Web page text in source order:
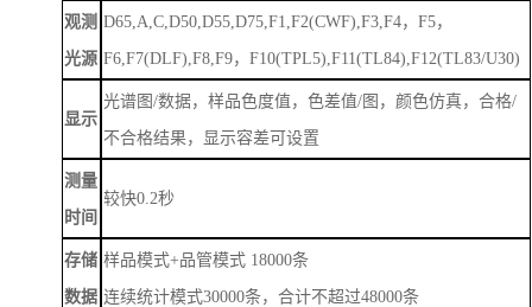
观测
光源
D65,A,C,D50,D55,D75,F1,F2(CWF),F3,F4，F5，
F6,F7(DLF),F8,F9，F10(TPL5),F11(TL84),F12(TL83/U30)
显示
光谱图/数据，样品色度值，色差值/图，颜色仿真，合格/
不合格结果，显示容差可设置
测量
时间
较快0.2秒
存储
数据
样品模式+品管模式 18000条
连续统计模式30000条，合计不超过48000条